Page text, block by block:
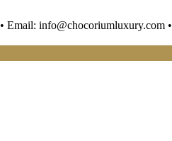
• Email: info@chocoriumluxury.com •